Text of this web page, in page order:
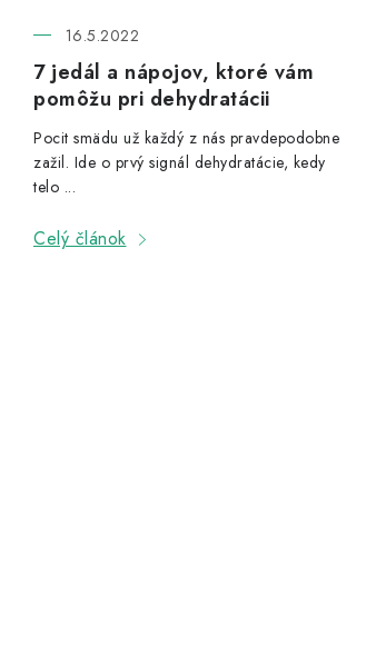
7 jedál a nápojov, ktoré vám
pomôžu pri dehydratácii
16.5.2022
Pocit smädu už každý z nás pravdepodobne
zažil. Ide o prvý signál dehydratácie, kedy
telo ...
Celý článok